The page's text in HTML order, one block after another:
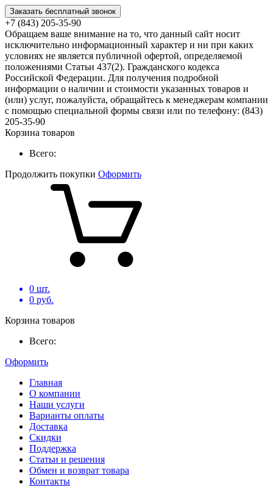
Заказать бесплатный звонок
+7 (843) 205-35-90
Обращаем ваше внимание на то, что данный сайт носит
исключительно информационный характер и ни при каких
условиях не является публичной офертой, определяемой
положениями Статьи 437(2). Гражданского кодекса
Российской Федерации. Для получения подробной
информации о наличии и стоимости указанных товаров и
(или) услуг, пожалуйста, обращайтесь к менеджерам компании
с помощью специальной формы связи или по телефону: (843)
205-35-90
Корзина товаров
Всего:
Продолжить покупки Оформить
0 шт.
0 руб.
Корзина товаров
Всего:
Оформить
Главная
О компании
Наши услуги
Варианты оплаты
Доставка
Скидки
Поддержка
Статьи и решения
Обмен и возврат товара
Контакты